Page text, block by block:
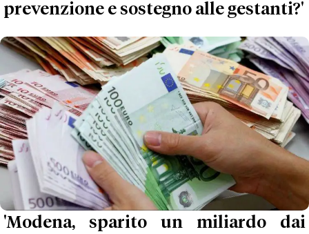
prevenzione e sostegno alle gestanti?'
'Modena, sparito un miliardo dai